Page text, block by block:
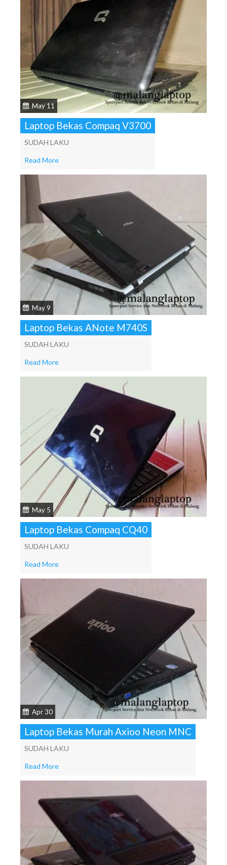
May 11
Laptop Bekas Compaq V3700
SUDAH LAKU
Read More
May 9
Laptop Bekas ANote M740S
SUDAH LAKU
Read More
May 5
Laptop Bekas Compaq CQ40
SUDAH LAKU
Read More
Apr 30
Laptop Bekas Murah Axioo Neon MNC
SUDAH LAKU
Read More